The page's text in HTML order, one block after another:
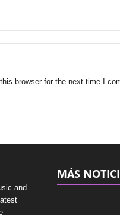
browser for the next time I
and
MÁS